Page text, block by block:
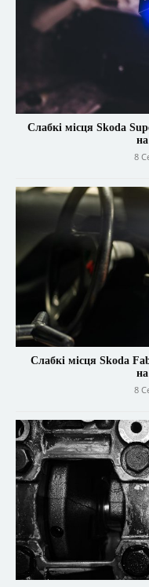
Слабкі місця Skoda
8
Слабкі місця Skoda
8